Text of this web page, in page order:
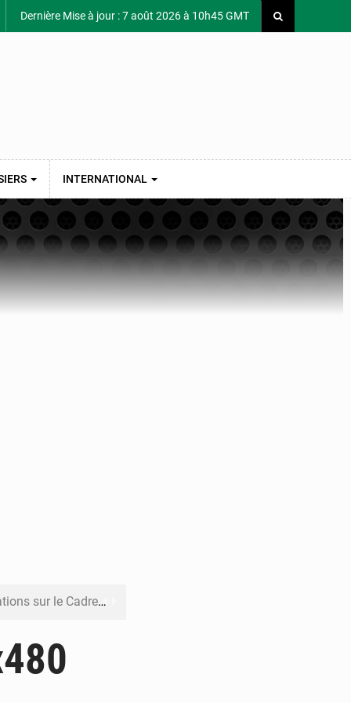
Dernière Mise à jour : 7 août 2026 à 10h45 GMT
INTERNATIONAL
budgétaire 2027-2029
alimentaire